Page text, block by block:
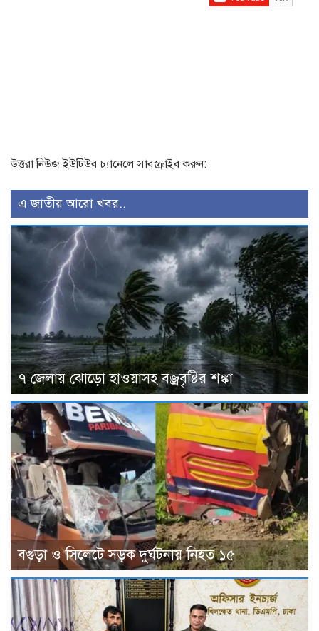
উত্তরা নিউজ ইউটিউব চ্যানেলে সাবস্ক্রাইব করুন:
এ জাতীয় আরো খবর..
৭ জেলায় ঝোড়ো হাওয়াসহ বজ্রবৃষ্টির শঙ্কা
বগুড়া ও সিলেটে সড়ক দুর্ঘটনায় নিহত ১৫